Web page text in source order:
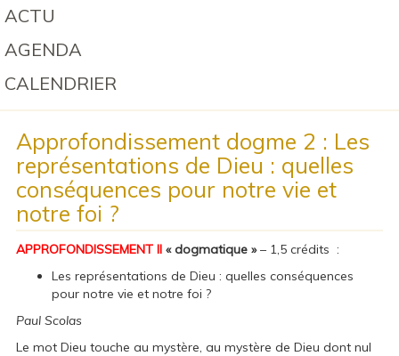
ACTU
AGENDA
CALENDRIER
Approfondissement dogme 2 : Les
représentations de Dieu : quelles
conséquences pour notre vie et
notre foi ?
APPROFONDISSEMENT II « dogmatique »– 1,5 crédits :
Les représentations de Dieu : quelles conséquences
pour notre vie et notre foi ?
Paul Scolas
Le mot Dieu touche au mystère, au mystère de Dieu dont nul